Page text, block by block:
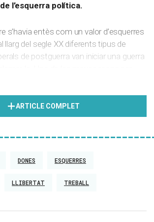
l’esquerra política.
s’havia entès com un valor d’esquerres
llarg del segle XX diferents tipus de
de postguerra van iniciar una guerra
I una manera de fer-ho és
i tot amb la visió liberal de la llibertat,
bàsiques de la nostra societat
sovint la llibertat s’associa
ARTICLE COMPLET
DONES ESQUERRES
LLIBERTAT TREBALL